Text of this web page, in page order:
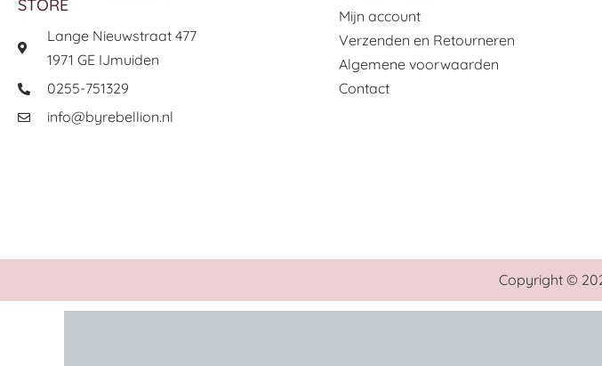
STORE
Lange Nieuwstraat 477
1971 GE IJmuiden
0255-751329
info@byrebellion.nl
Mijn account
Verzenden en Retourneren
Algemene voorwaarden
Contact
Copyright ©